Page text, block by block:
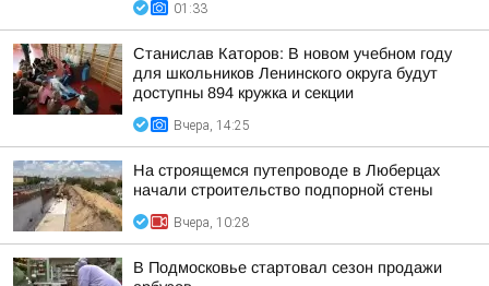
01:33
Станислав Каторов: В новом учебном году
для школьников Ленинского округа будут
доступны 894 кружка и секции
Вчера, 14:25
На строящемся путепроводе в Люберцах
начали строительство подпорной стены
Вчера, 10:28
В Подмосковье стартовал сезон продажи